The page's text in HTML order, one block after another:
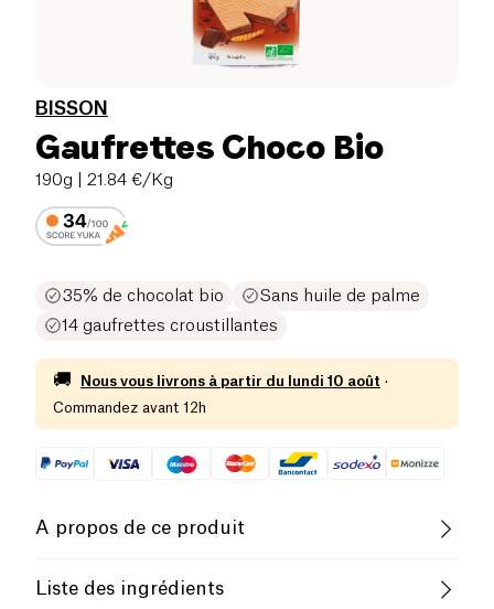
BISSON
Gaufrettes Choco Bio
190g | 21.84 €/Kg
35% de chocolat bio
Sans huile de palme
14 gaufrettes croustillantes
🚚 Nous vous livrons à partir du lundi 10 août ·
Commandez avant 12h
A propos de ce produit
Biologique
Liste des ingrédients